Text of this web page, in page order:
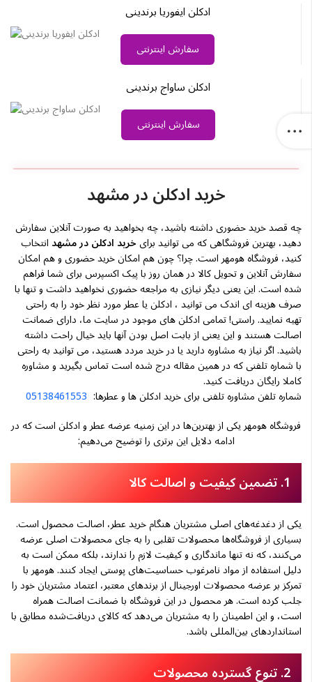
ادکلن ایفوریا برندینی
سفارش اینترنتی
ادکلن ساواج برندینی
سفارش اینترنتی
خرید ادکلن در مشهد
چه قصد خرید حضوری داشته باشید، چه بخواهید به صورت آنلاین سفارش
دهید، بهترین فروشگاهی که می توانید برایخرید ادکلن در مشهد انتخاب
کنید، فروشگاه هومهر است. چرا؟ چون هم امکان خرید حضوری و هم امکان
سفارش آنلاین و تحویل کالا در همان روز با پیک اکسپرس برای شما فراهم
شده است. این یعنی دیگر نیازی به مراجعه حضوری نخواهید داشت و تنها با
صرف هزینه ای اندک می توانید ، ادکلن یا عطر مورد نظر خود را به راحتی
تهیه نمایید. راستی! تمامی ادکلن های موجود در سایت ما، دارای ضمانت
اصالت هستند و این یعنی از بابت اصل بودن آنها باید خیال راحت داشته
باشید. اگر نیاز به مشاوره دارید یا در خرید مردد هستید، می توانید به راحتی
با شماره تلفنی که در همین مقاله درج شده است تماس بگیرید و مشاوره
کاملا رایگان دریافت کنید.
شماره تلفن مشاوره تلفنی برای خرید ادکلن ها و عطرها: 05138461553
فروشگاه هومهر یکی از بهترین‌ها در این زمنیه عرضه عطر و ادکلن است که در
ادامه دلایل این برتری را توضیح می‌دهیم:
1. تضمین کیفیت و اصالت کالا
یکی از دغدغه‌های اصلی مشتریان هنگام خرید عطر، اصالت محصول است.
بسیاری از فروشگاه‌ها محصولات تقلبی را به جای محصولات اصلی عرضه
می‌کنند، که نه تنها ماندگاری و کیفیت لازم را ندارند، بلکه ممکن است به
دلیل استفاده از مواد نامرغوب حساسیت‌های پوستی ایجاد کنند. هومهر با
تمرکز بر عرضه محصولات اورجینال از برندهای معتبر، اعتماد مشتریان خود را
جلب کرده است. هر محصول در این فروشگاه با ضمانت اصالت همراه
است، و این اطمینان را به مشتریان می‌دهد که کالای دریافت‌شده مطابق با
استانداردهای بین‌المللی باشد.
2. تنوع گسترده محصولات